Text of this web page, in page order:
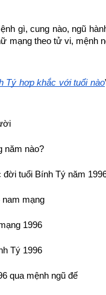
gì, cung nào, ngũ
mạng theo tử vi, mệnh
Tý hợp khắc với tuổi nào
năm nào?
tuổi Bính Tý năm
nam mạng
1996
Tý 1996
qua mệnh ngũ đế